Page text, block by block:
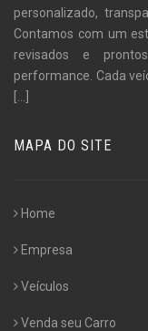
personalizado,
Contamos com um
revisados e
performance. Cada
[...]
MAPA DO SITE
Home
Empresa
Veículos
Venda seu Carro